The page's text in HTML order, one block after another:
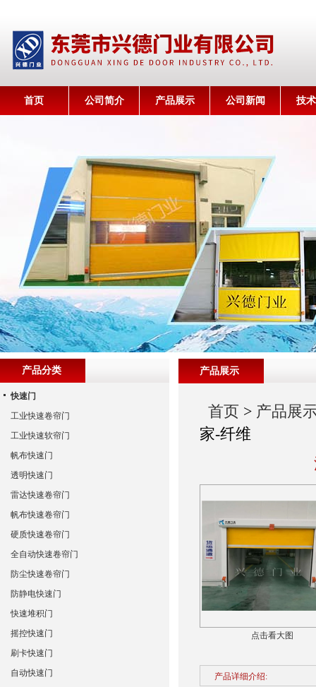
首页 公司简介 产品展示 公司新闻 技
产品展示
首页 > 产品展
家-纤维
点击看大图
产品详细介绍:
产品分类
快速门
工业快速卷帘门
工业快速软帘门
帆布快速门
透明快速门
雷达快速卷帘门
帆布快速卷帘门
硬质快速卷帘门
全自动快速卷帘门
防尘快速卷帘门
防静电快速门
快速堆积门
摇控快速门
刷卡快速门
自动快速门